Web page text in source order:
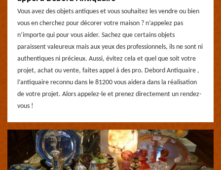
Vous avez des objets antiques et vous souhaitez les vendre ou bien
vous en cherchez pour décorer votre maison ? n’appelez pas
n’importe qui pour vous aider. Sachez que certains objets
paraissent valeureux mais aux yeux des professionnels, ils ne sont ni
authentiques ni précieux. Aussi, évitez cela et quel que soit votre
projet, achat ou vente, faites appel à des pro. Debord Antiquaire ,
l’antiquaire reconnu dans le 81200 vous aidera dans la réalisation
de votre projet. Alors appelez-le et prenez directement un rendez-
vous !